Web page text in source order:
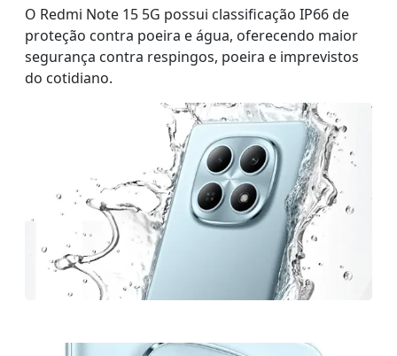
O Redmi Note 15 5G possui classificação IP66 de
proteção contra poeira e água, oferecendo maior
segurança contra respingos, poeira e imprevistos
do cotidiano.